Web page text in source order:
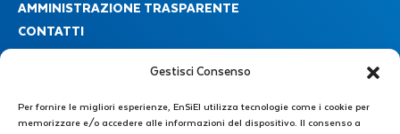
Gestisci Consenso
Per fornire le migliori esperienze, EnSiEl utilizza tecnologie come i cookie per
memorizzare e/o accedere alle informazioni del dispositivo. Il consenso a
AMMINISTRAZIONE TRASPARENTE
CONTATTI